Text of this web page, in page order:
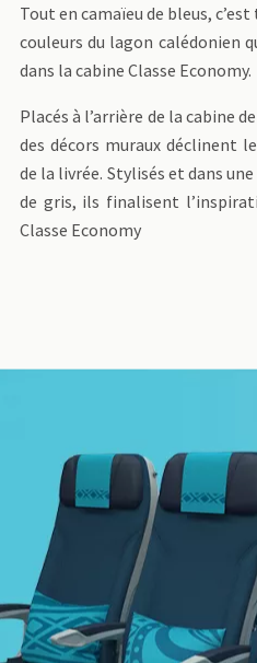
Tout en camaïeu de bleus,
couleurs du lagon calédonien
dans la cabine Classe Economy.
Placés à l’arrière de la cabine
des décors muraux déclinent
de la livrée. Stylisés et dans
de gris, ils finalisent
Classe Economy